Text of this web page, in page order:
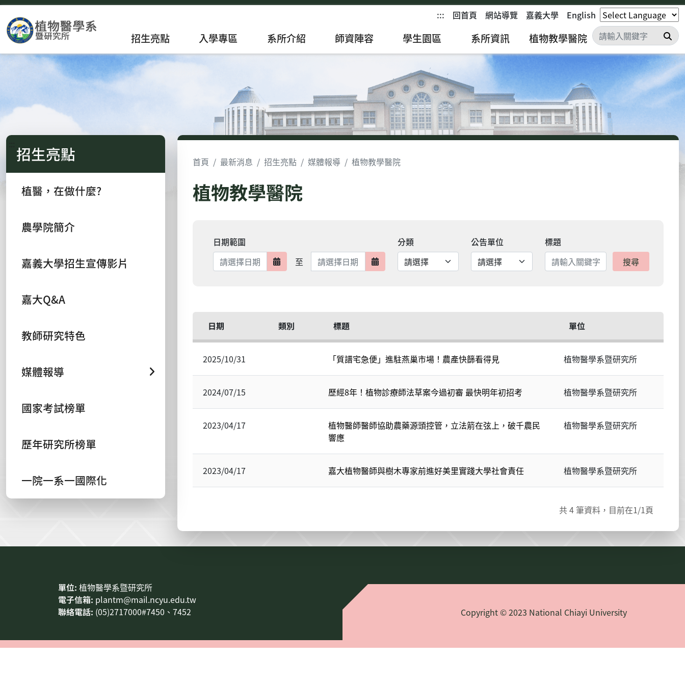
::: 回首頁 網站導覽 嘉義大學 English
招生亮點 入學專區 系所介紹 師資陣容 學生園區 系所資訊 植物教學醫院 搜
招生亮點
植醫，在做什麼?
農學院簡介
嘉義大學招生宣傳影片
嘉大Q&A
教師研究特色
媒體報導
國家考試榜單
歷年研究所榜單
一院一系一國際化
首頁 最新消息 招生亮點 媒體報導 植物教學醫院
植物教學醫院
日期範圍
日期範圍開始
至 日期範圍結束 日期範圍結束
分類 公告單位
標題
搜尋
日期 類別 標題 單位
2025/10/31 「質譜宅急便」進駐燕巢市場！農產快篩看得見 植物醫學系暨研究所
2024/07/15 歷經8年！植物診療師法草案今過初審 最快明年初招考 植物醫學系暨研究所
2023/04/17
植物醫師醫師協助農藥源頭控管，立法箭在弦上，破千農民
響應
植物醫學系暨研究所
2023/04/17 嘉大植物醫師與樹木專家前進好美里實踐大學社會責任 植物醫學系暨研究所
共4 筆資料，目前在1/1頁
單位: 植物醫學系暨研究所
電子信箱: plantm@mail.ncyu.edu.tw
聯絡電話: (05)2717000#7450、7452 Copyright © 2023 National Chiayi University